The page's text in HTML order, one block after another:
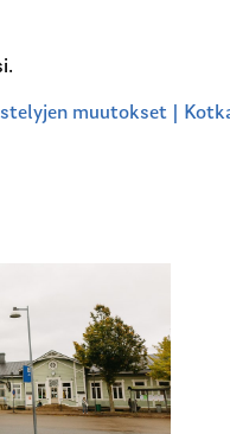
muutokset |